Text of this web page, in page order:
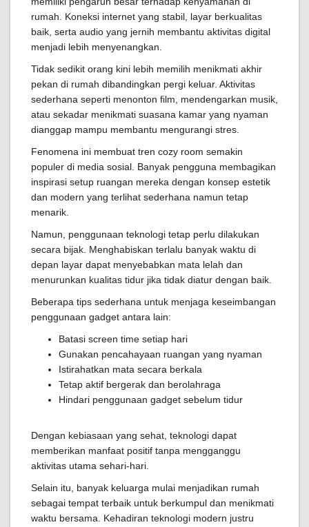
rumah. Koneksi internet yang stabil, layar berkualitas
baik, serta audio yang jernih membantu aktivitas digital
menjadi lebih menyenangkan.
Tidak sedikit orang kini lebih memilih menikmati akhir
pekan di rumah dibandingkan pergi keluar. Aktivitas
sederhana seperti menonton film, mendengarkan musik,
atau sekadar menikmati suasana kamar yang nyaman
dianggap mampu membantu mengurangi stres.
Fenomena ini membuat tren cozy room semakin
populer di media sosial. Banyak pengguna membagikan
inspirasi setup ruangan mereka dengan konsep estetik
dan modern yang terlihat sederhana namun tetap
menarik.
Namun, penggunaan teknologi tetap perlu dilakukan
secara bijak. Menghabiskan terlalu banyak waktu di
depan layar dapat menyebabkan mata lelah dan
menurunkan kualitas tidur jika tidak diatur dengan baik.
Beberapa tips sederhana untuk menjaga keseimbangan
penggunaan gadget antara lain:
Batasi screen time setiap hari
Gunakan pencahayaan ruangan yang nyaman
Istirahatkan mata secara berkala
Tetap aktif bergerak dan berolahraga
Hindari penggunaan gadget sebelum tidur
Dengan kebiasaan yang sehat, teknologi dapat
memberikan manfaat positif tanpa mengganggu
aktivitas utama sehari-hari.
Selain itu, banyak keluarga mulai menjadikan rumah
sebagai tempat terbaik untuk berkumpul dan menikmati
waktu bersama. Kehadiran teknologi modern justru